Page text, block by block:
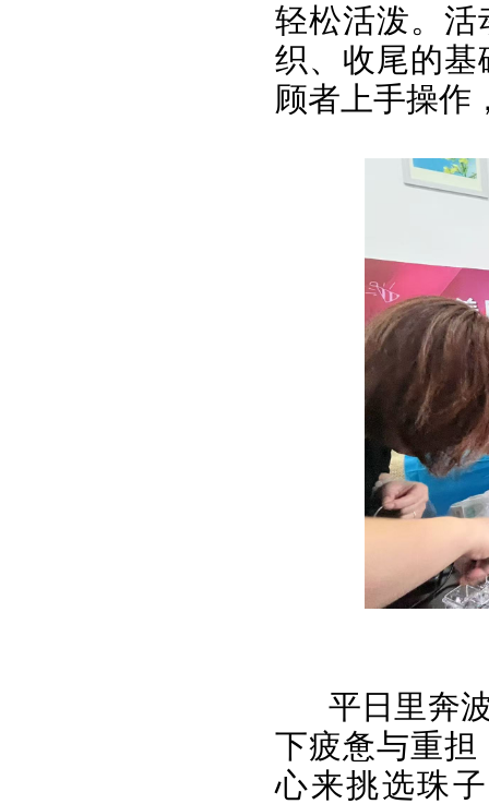
轻松活泼。
织、收尾的
顾者上手操作
平日里奔
下疲惫与重
心来挑选珠